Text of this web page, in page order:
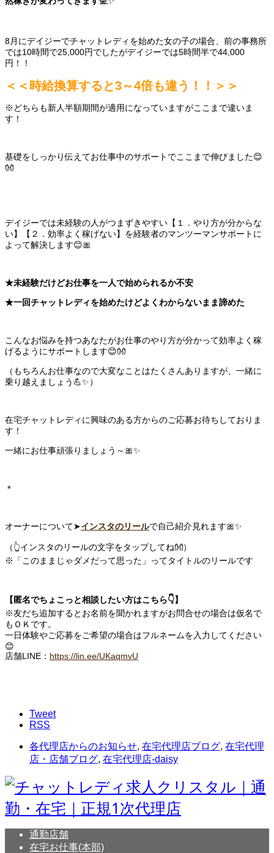
8月にデイジーでチャットレディを始めた女の子の場合、前の事務所
では10時間で25,000円でしたがデイジーでは5時間半で44,000
円！！
＜＜時給換算すると3～4倍も違う！！＞＞
※どちらも新人半額期間が適用になっていますがここまで違いま
す！
基礎をしっかり伝えてお仕事中のサポートでここまで伸びました😊
👐
デイジーでは未経験の人がつまずきやすい【１．やり方が分からな
い】【２．効率よく稼げない】を経験者のマンツーマンサポートに
よって解決します😊🎀
★未経験だけどお仕事を一人で始められるか不安
★一回チャットレディを始めたけどよくわからないまま諦めた
こんなお悩みを持つあなたがお仕事のやり方が分かって効率よく稼
げるようにサポートします😊👐
（もちろんお仕事なので大変なことはたくさんありますが、一緒に
乗り越えましょう💪✨）
在宅チャットレディに興味のある方からのご応募お待ちしておりま
す！
一緒にお仕事頑張りましょう～🎀✨
＊
オーナーについて➤インスタのリールで自己紹介見れます🎀✨
（👆インスタのリールの文字をタップしてね👐）
※「このままじゃダメだって思った」ってタイトルのリールです
【匿名でちょこっと相談したい方はこちら👇】
※友だち追加するとお名前を聞かれますがお問合せの場合は仮名で
もＯＫです。
一日体験やご応募をご希望の場合はフルネームを入力してください
😊
店舗LINE： https://lin.ee/UKaqmvU
Tweet
RSS
各代理店からのお知らせ, 在宅代理店ブログ, 在宅代理
店・店舗ブログ, 在宅代理店-daisy
通勤店舗
在宅お仕事(本部)